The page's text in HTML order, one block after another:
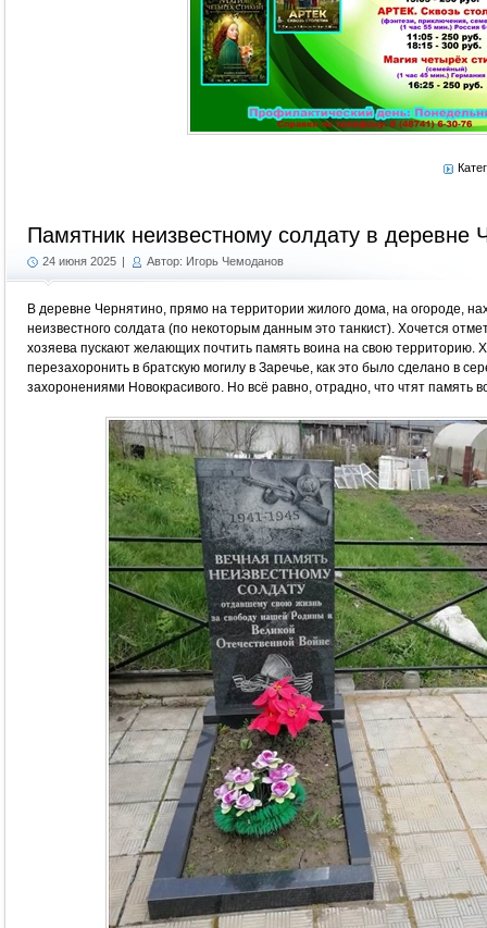
Памятник неизвестному солдату в деревне
24 июня 2025 | Автор: Игорь Чемоданов
В деревне Чернятино, прямо на территории жилого дома, на огороде,
неизвестного солдата (по некоторым данным это танкист). Хочется
хозяева пускают желающих почтить память воина на свою территорию.
перезахоронить в братскую могилу в Заречье, как это было сделано в
захоронениями Новокрасивого. Но всё равно, отрадно, что чтят память